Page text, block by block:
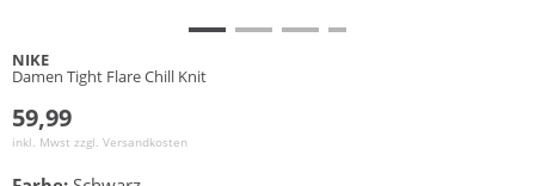
NIKE
Damen Tight Flare Chill Knit
59,99
inkl. Mwst zzgl. Versandkosten